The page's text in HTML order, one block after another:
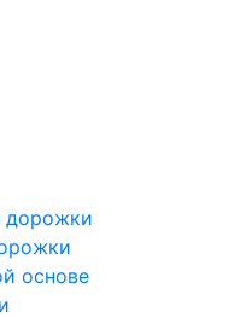
дорожки
основе